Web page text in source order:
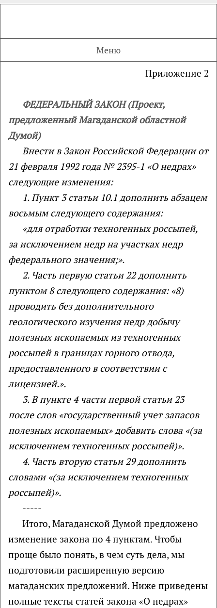
Меню
Приложение 2
ФЕДЕРАЛЬНЫЙ ЗАКОН (Проект,
предложенный Магаданской областной
Думой)
Внести в Закон Российской Федерации от
21 февраля 1992 года № 2395-1 «О недрах»
следующие изменения:
1.Пункт 3 статьи 10.1 дополнить абзацем
восьмым следующего содержания:
«для отработки техногенных россыпей,
за исключением недр на участках недр
федерального значения;».
2.Часть первую статьи 22 дополнить
пунктом 8 следующего содержания: «8)
проводить без дополнительного
геологического изучения недр добычу
полезных ископаемых из техногенных
россыпей в границах горного отвода,
предоставленного в соответствии с
лицензией.».
3. В пункте 4 части первой статьи 23
после слов «государственный учетзапасов
полезных ископаемых» добавить слова «(за
исключением техногенных россыпей)».
4. Часть вторую статьи 29 дополнить
словами «(за исключением техногенных
россыпей)».
-----
Итого, Магаданской Думой предложено
изменение закона по 4 пунктам. Чтобы
проще было понять, в чем суть дела, мы
подготовили расширенную версию
магаданских предложений. Ниже приведены
полные тексты статей закона «О недрах»